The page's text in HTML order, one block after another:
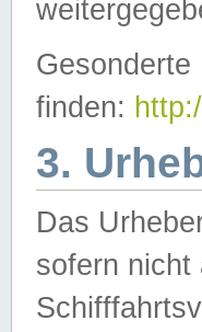
finden:
3.
Das
sofern nicht